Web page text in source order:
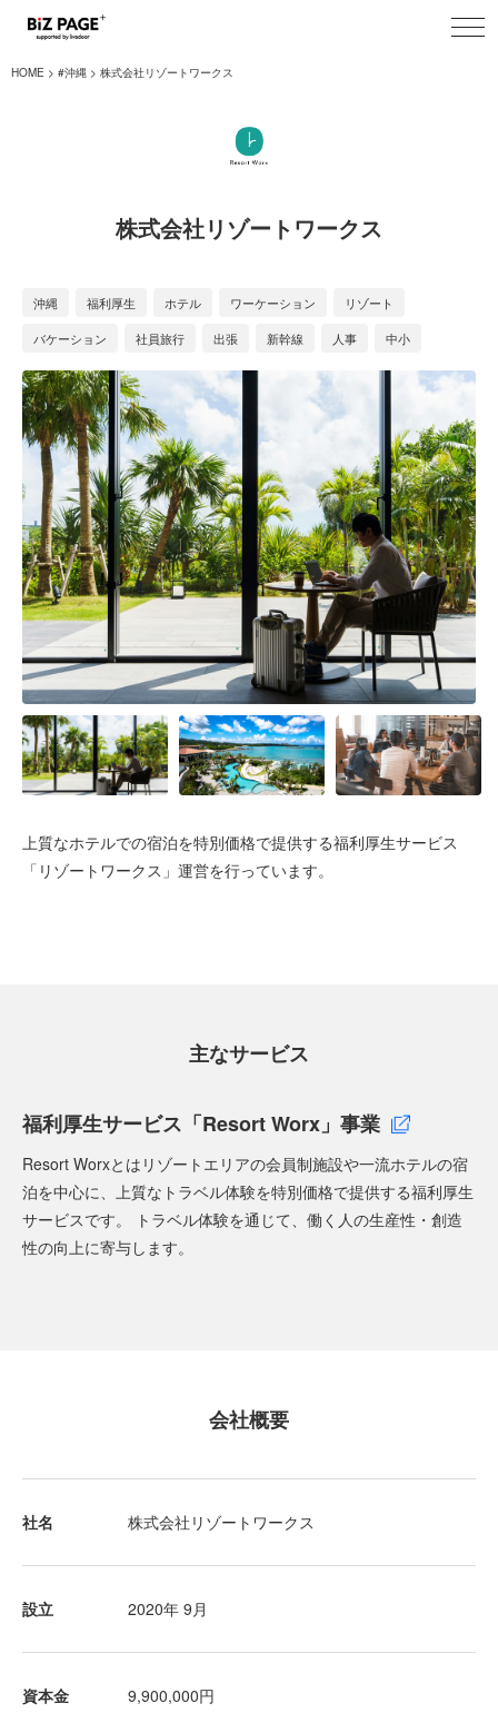
toggle
HOME #沖縄 株式会社リゾートワークス
株式会社リゾートワークス
沖縄 福利厚生 ホテル ワーケーション
リゾート
バケーション
社員旅行 出張 新幹線 人事 中小
上質なホテルでの宿泊を特別価格で提供する福利厚生サービス
「リゾートワークス」運営を行っています。
主なサービス
福利厚生サービス「Resort Worx」事業
Resort Worxとはリゾートエリアの会員制施設や一流ホテルの宿
泊を中心に、上質なトラベル体験を特別価格で提供する福利厚生
サービスです。 トラベル体験を通じて、働く人の生産性・創造
性の向上に寄与します。
会社概要
社名 株式会社リゾートワークス
設立 2020年 9月
資本金 9,900,000円